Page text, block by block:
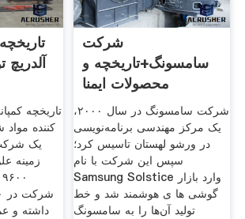
آلدریچ
تاریخچه
کننده مواد
یک
زمینه
داشته و
شرکت
سامسونگ+تاریخچه و
محصولات ایمنا
شرکت سامسونگ در سال ۲۰۰۰،
یک مرکز مهندسی برنامه‌نویسی
در ورشو لهستان تاسیس کرد؛
سپس این شرکت با نام
Samsung Solstice وارد بازار
گوشی ها ی هوشمند شد و خط
تولید آن‌ها را به سامسونگ